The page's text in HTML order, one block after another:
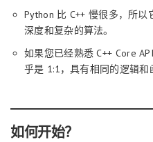
Python 比 C++ 慢很多，所
深度和复杂的算法。
如果您已经熟悉 C++ Core
乎是 1:1，具有相同的逻辑和
如何开始？